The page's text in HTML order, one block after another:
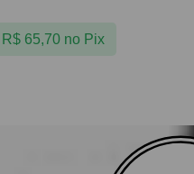
R$65,70 no Pix